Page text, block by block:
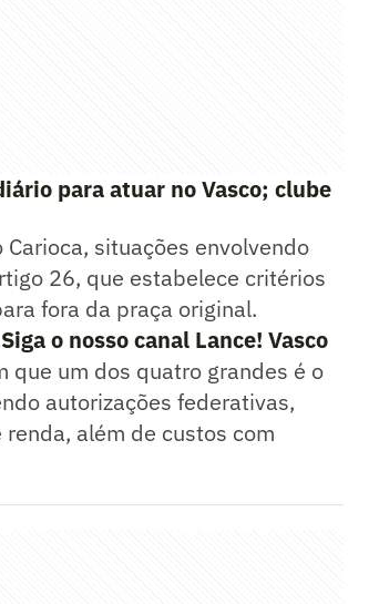
para atuar no Vasco; clube
situações envolvendo
26, que estabelece critérios
fora da praça original.
o nosso canal Lance! Vasco
que um dos quatro grandes é o
autorizações federativas,
além de custos com